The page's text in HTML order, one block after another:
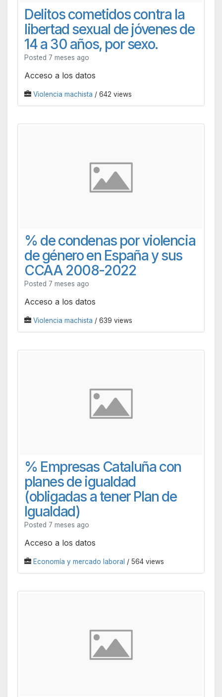
Delitos cometidos contra la
libertad sexual de jóvenes de
14 a 30 años, por sexo.
Posted 7 meses ago
Acceso a los datos
Violencia machista / 642 views
% de condenas por violencia
de género en España y sus
CCAA 2008-2022
Posted 7 meses ago
Acceso a los datos
Violencia machista / 639 views
% Empresas Cataluña con
planes de igualdad
(obligadas a tener Plan de
Igualdad)
Posted 7 meses ago
Acceso a los datos
Economía y mercado laboral / 564 views